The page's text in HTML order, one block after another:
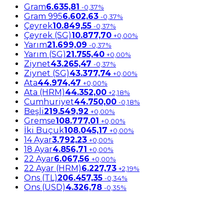
Gram6.635,81 -0,37%
Gram 9956.602,63 -0,37%
Çeyrek10.849,55 -0,37%
Çeyrek (SG)10.877,70 +0,00%
Yarım21.699,09 -0,37%
Yarım (SG)21.755,40 +0,00%
Ziynet43.265,47 -0,37%
Ziynet (SG)43.377,74 +0,00%
Ata44.974,47 +0,00%
Ata (HRM)44.352,00 +2,18%
Cumhuriyet44.750,00 -0,18%
Beşli219.549,92 +0,00%
Gremse108.777,01 +0,00%
İki Buçuk108.045,17 +0,00%
14 Ayar3.792,23 +0,00%
18 Ayar4.856,71 +0,00%
22 Ayar6.067,56 +0,00%
22 Ayar (HRM)6.227,73 +2,19%
Ons (TL)206.457,35 -0,34%
Ons (USD)4.326,78 -0,35%